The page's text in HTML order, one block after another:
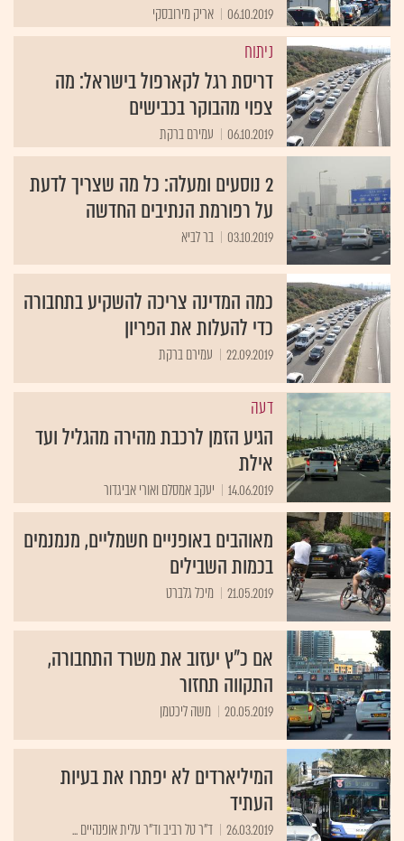
06.10.2019 אריק מירובסקי
ניתוח
דריסת רגל לקארפול בישראל: מה
צפוי מהבוקר בכבישים
06.10.2019 עמירם ברקת
2 נוסעים ומעלה: כל מה שצריך לדעת
על רפורמת הנתיבים החדשה
03.10.2019 בר לביא
כמה המדינה צריכה להשקיע בתחבורה
כדי להעלות את הפריון
22.09.2019 עמירם ברקת
דעה
הגיע הזמן לרכבת מהירה מהגליל ועד
אילת
14.06.2019 יעקב אמסלם ואורי אביגדור
מאוהבים באופניים חשמליים, מנמנמים
בכמות השבילים
21.05.2019 מיכל גלברט
אם כ"ץ יעזוב את משרד התחבורה,
התקווה תחזור
20.05.2019 משה ליכטמן
המיליארדים לא יפתרו את בעיות
העתיד
26.03.2019 ד"ר טל רביב וד"ר עלית אופנהיים ...